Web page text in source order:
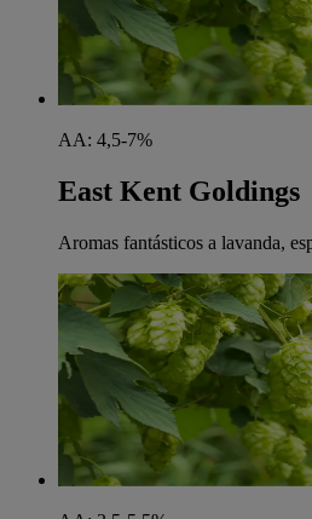
AA: 4,5-7%
East Kent Goldings
Aromas fantásticos a lavanda,